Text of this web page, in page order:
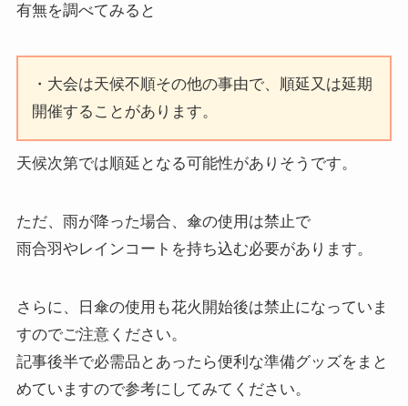
有無を調べてみると
・大会は天候不順その他の事由で、順延又は延期
開催することがあります。
天候次第では順延となる可能性がありそうです。
ただ、雨が降った場合、傘の使用は禁止で
雨合羽やレインコートを持ち込む必要があります。
さらに、日傘の使用も花火開始後は禁止になっていま
すのでご注意ください。
記事後半で必需品とあったら便利な準備グッズをまと
めていますので参考にしてみてください。